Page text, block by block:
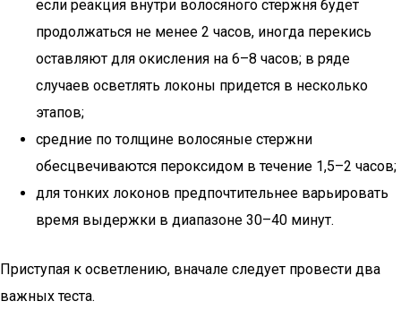
если реакция внутри волосяного стержня будет
продолжаться не менее 2 часов, иногда перекись
оставляют для окисления на 6–8 часов; в ряде
случаев осветлять локоны придется в несколько
этапов;
средние по толщине волосяные стержни
обесцвечиваются пероксидом в течение 1,5–2 часов;
для тонких локонов предпочтительнее варьировать
время выдержки в диапазоне 30–40 минут.
Приступая к осветлению, вначале следует провести два
важных теста.